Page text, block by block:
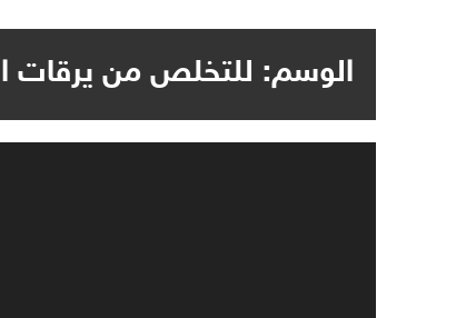
الوسم: للتخلص من يرقات